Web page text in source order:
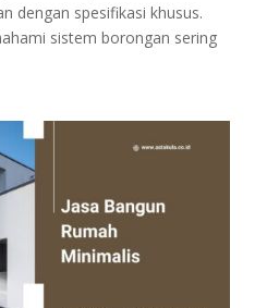
dengan spesifikasi khusus.
sistem borongan sering